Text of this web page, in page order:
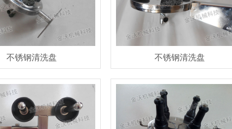
不锈钢清洗盘 不锈钢清洗盘